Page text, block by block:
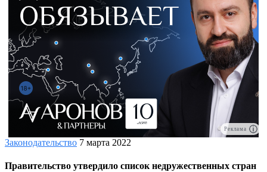
Реклама
Законодательство 7 марта 2022
Правительство утвердило список недружественных стран